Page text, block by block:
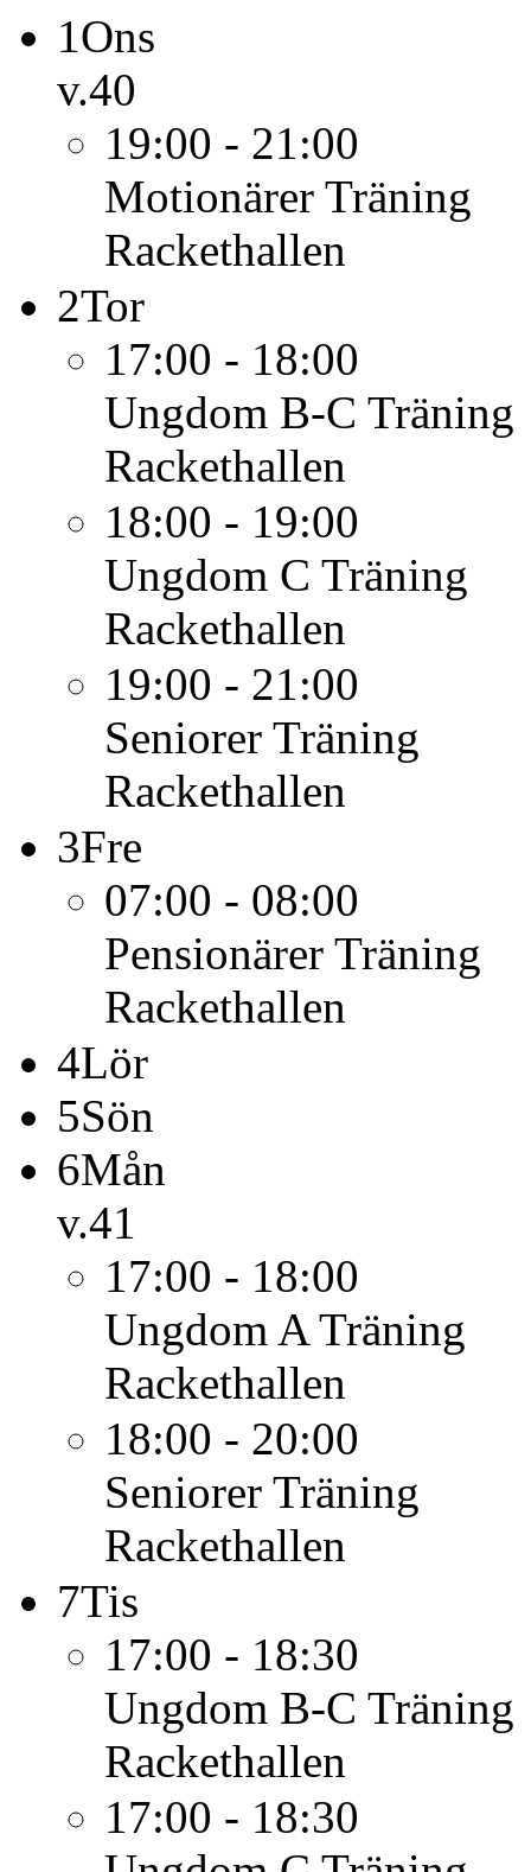
1Ons
v.40
19:00 - 21:00
Motionärer Träning
Rackethallen
2Tor
17:00 - 18:00
Ungdom B-C Träning
Rackethallen
18:00 - 19:00
Ungdom C Träning
Rackethallen
19:00 - 21:00
Seniorer Träning
Rackethallen
3Fre
07:00 - 08:00
Pensionärer Träning
Rackethallen
4Lör
5Sön
6Mån
v.41
17:00 - 18:00
Ungdom A Träning
Rackethallen
18:00 - 20:00
Seniorer Träning
Rackethallen
7Tis
17:00 - 18:30
Ungdom B-C Träning
Rackethallen
17:00 - 18:30